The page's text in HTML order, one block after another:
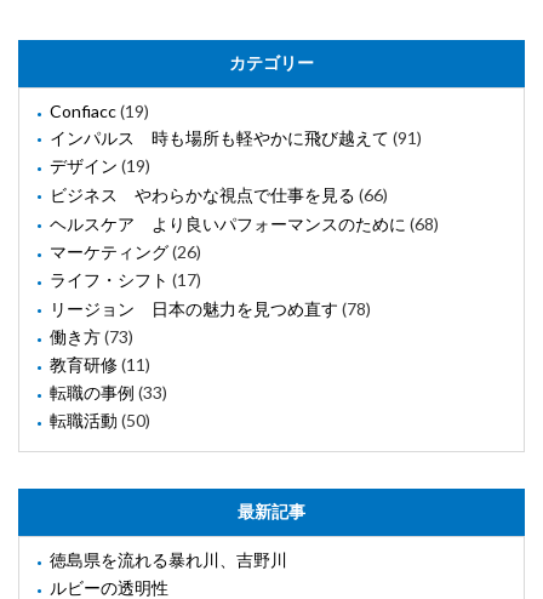
カテゴリー
Confiacc(19)
インパルス 時も場所も軽やかに飛び越えて (91)
デザイン (19)
ビジネス やわらかな視点で仕事を見る (66)
ヘルスケア より良いパフォーマンスのために (68)
マーケティング(26)
ライフ・シフト (17)
リージョン 日本の魅力を見つめ直す (78)
働き方(73)
教育研修(11)
転職の事例 (33)
転職活動 (50)
最新記事
徳島県を流れる暴れ川、吉野川
ルビーの透明性